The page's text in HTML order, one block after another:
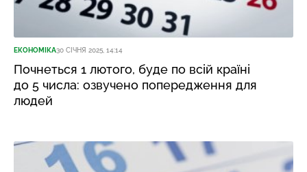
ЕКОНОМІКА30 СІЧНЯ 2025, 14:14
Почнеться 1 лютого, буде по всій країні
до 5 числа: озвучено попередження для
людей